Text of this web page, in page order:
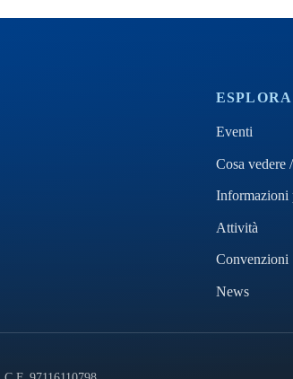
ESPLORA
Eventi
Cosa vedere
Informazioni
Attività
Convenzioni
News